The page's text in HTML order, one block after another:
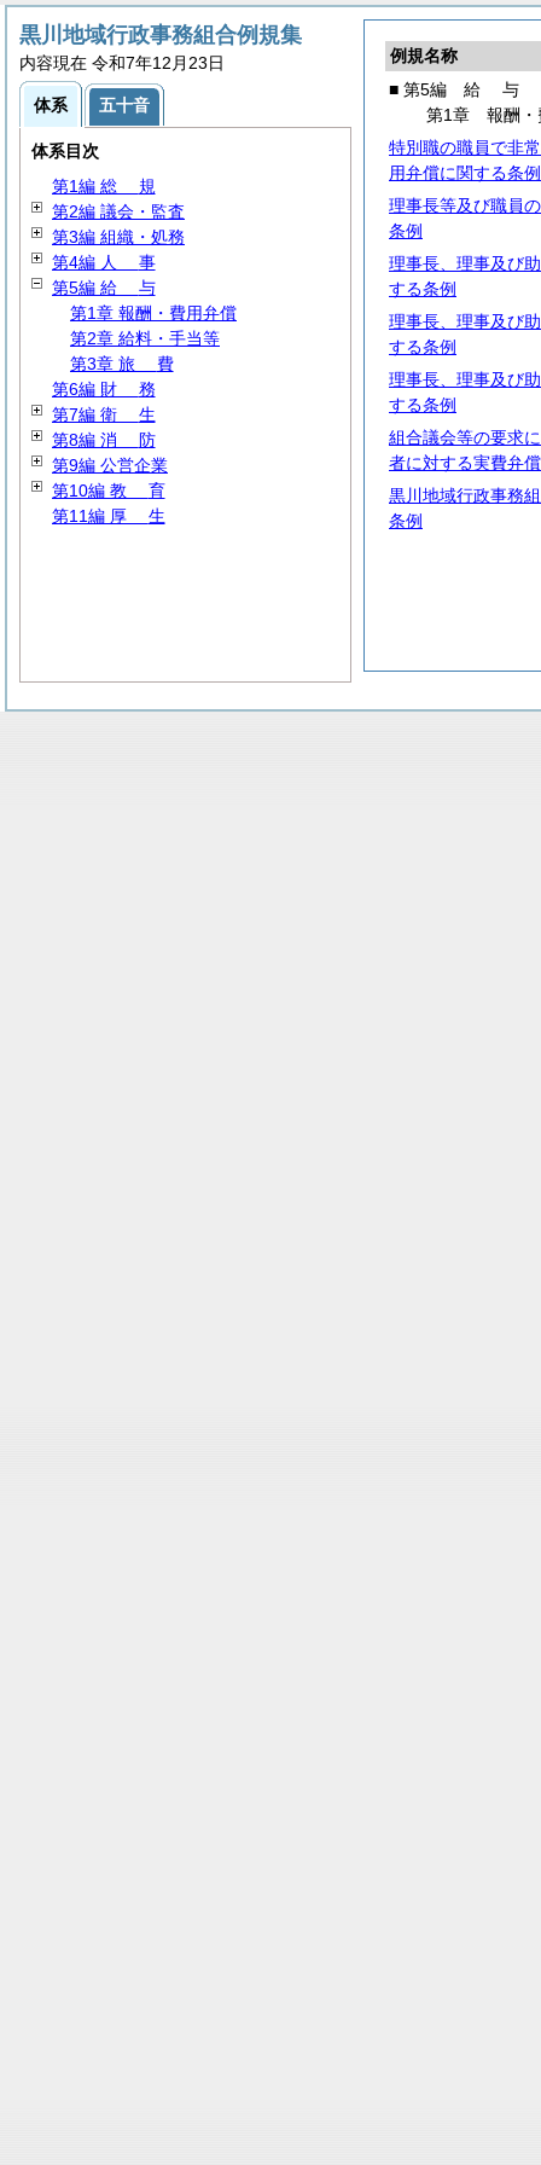
例規名称
■ 第5編 給 与
第1章 報酬・
特別職の職員で非
用弁償に関する条例
理事長等及び職員
条例
理事長、理事及び
する条例
理事長、理事及び
する条例
理事長、理事及び
する条例
組合議会等の要求
者に対する実費弁
黒川地域行政事務
条例
黒川地域行政事務組合例規集
内容現在 令和7年12月23日
体系 五十音
体系目次
第1編 総 規
第2編 議会・監査
第3編 組織・処務
第4編 人 事
第5編 給 与
第1章 報酬・費用弁償
第2章 給料・手当等
第3章 旅 費
第6編 財 務
第7編 衛 生
第8編 消 防
第9編 公営企業
第10編 教 育
第11編 厚 生